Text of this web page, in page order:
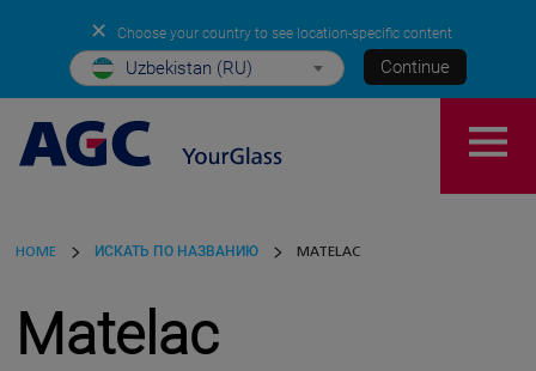
✕ Choose your country to see location-specific content
Uzbekistan (RU) Continue
HOME ИСКАТЬ ПО НАЗВАНИЮ MATELAC
Matelac